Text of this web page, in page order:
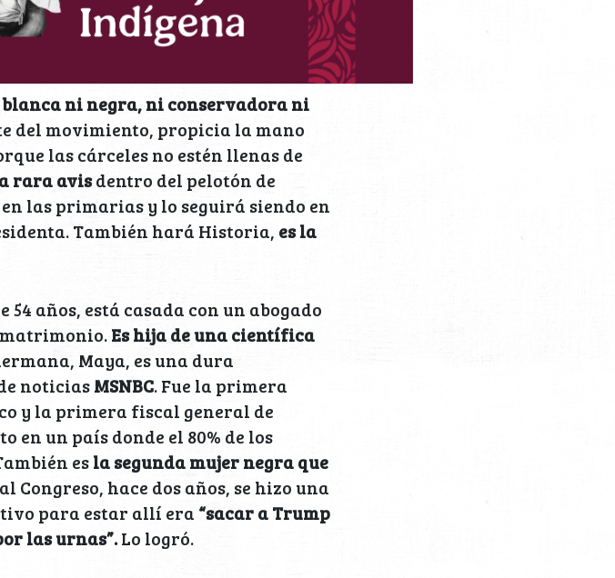
blanca ni negra, ni conservadora ni
del movimiento, propicia la mano
las cárceles no estén llenas de
rara avisdentro del pelotón de
las primarias y lo seguirá siendo en
También hará Historia, es la
años, está casada con un abogado
Es hija de una científica
Maya, es una dura
noticiasMSNBC. Fue la primera
y la primera fiscal general de
un país donde el 80% de los
esla segunda mujer negra que
Congreso, hace dos años, se hizo una
para estar allí era “sacar a Trump
las urnas”.Lo logró.